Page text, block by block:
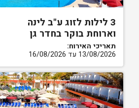
3 לילות לזוג ע"ב לינה
וארוחת בוקר בחדר גן
תאריכי האירוח:
13/08/2026 עד 16/08/2026